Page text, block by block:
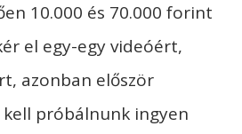
10.000 és 70.000 forint
el egy-egy videóért,
azonban először
próbálnunk ingyen